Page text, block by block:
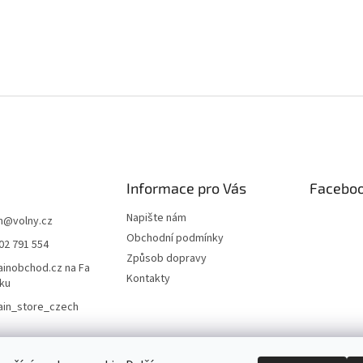
@volny.cz
791 554
na Fa
Informace pro Vás
Napište nám
Obchodní podmínky
Způsob dopravy
Kontakty